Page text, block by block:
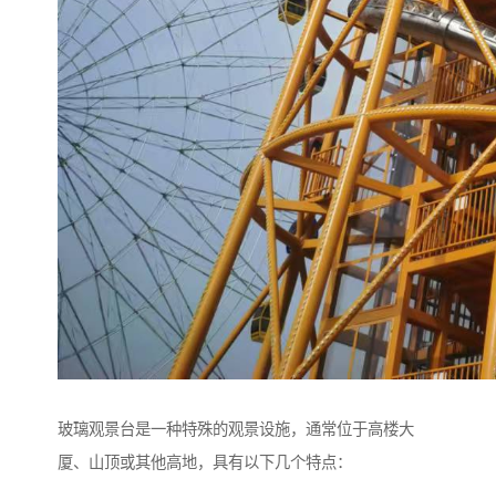
玻璃观景台是一种特殊的观景设施，通常位于高楼大
厦、山顶或其他高地，具有以下几个特点：